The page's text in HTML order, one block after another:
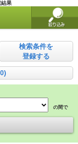
結果
検索条件を
登録する
の間で